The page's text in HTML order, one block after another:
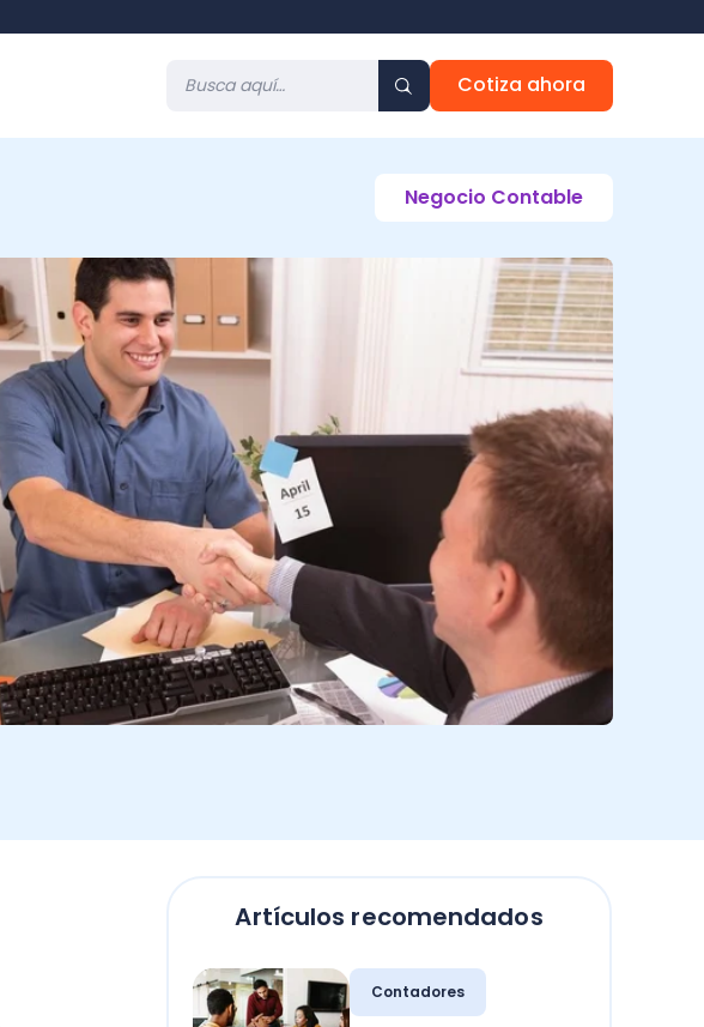
Cotiza ahora
Negocio Contable
Artículos recomendados
Contadores